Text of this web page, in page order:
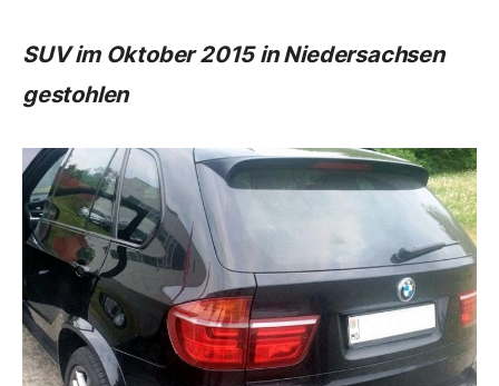
SUV im Oktober 2015 in Niedersachsen
gestohlen